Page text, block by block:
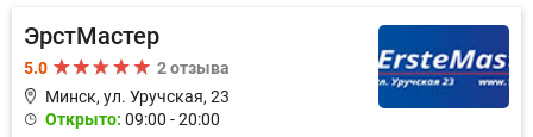
ЭрстМастер
5.0
2 отзыва
Минск, ул. Уручская, 23
Открыто: 09:00 - 20:00